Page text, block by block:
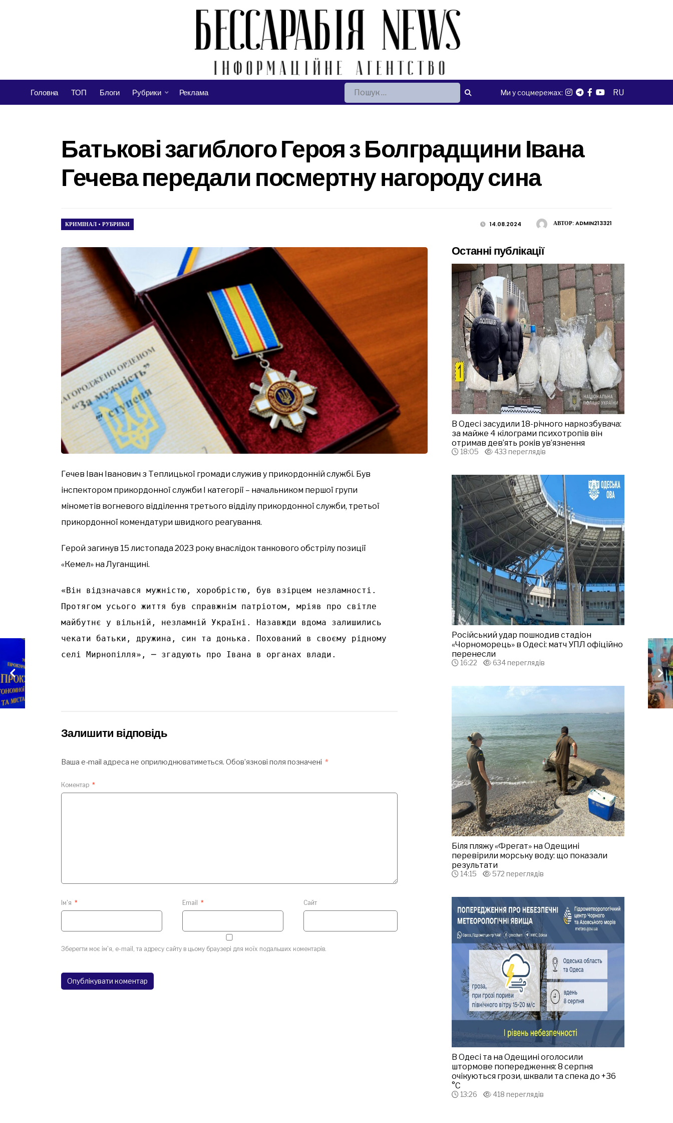
Головна ТОП Блоги Рубрики Реклама Пошук: Ми у соцмережах: RU
Батькові загиблого Героя з Болградщини Івана
Гечева передали посмертну нагороду сина
АВТОР:ADMIN213321
14.08.2024
КРИМІНАЛ • РУБРИКИ
Гечев Іван Іванович з Теплицької громади служив у прикордонній службі. Був
інспектором прикордонної служби І категорії – начальником першої групи
мінометів вогневого відділення третього відділу прикордонної служби, третьої
прикордонної комендатури швидкого реагування.
Герой загинув 15 листопада 2023 року внаслідок танкового обстрілу позиції
«Кемел» на Луганщині.
«Він відзначався мужністю, хоробрістю, був взірцем незламності.
Протягом усього життя був справжнім патріотом, мріяв про світле
майбутнє у вільній, незламній Україні. Назавжди вдома залишились
чекати батьки, дружина, син та донька. Похований в своєму рідному
селі Мирнопілля», ─ згадують про Івана в органах влади.
Залишити відповідь
Ваша e-mail адреса не оприлюднюватиметься. Обов’язкові поля позначені *
Коментар *
Ім'я * Email * Сайт
Зберегти моє ім'я, e-mail, та адресу сайту в цьому браузері для моїх подальших коментарів.
Останні публікації
В Одесі засудили 18-річного наркозбувача:
за майже 4 кілограми психотропів він
отримав дев’ять років ув’язнення
18:05 433 переглядів
Російський удар пошкодив стадіон
«Чорноморець» в Одесі: матч УПЛ офіційно
перенесли
16:22 634 переглядів
Біля пляжу «Фрегат» на Одещині
перевірили морську воду: що показали
результати
14:15 572 переглядів
В Одесі та на Одещині оголосили
штормове попередження: 8 серпня
очікуються грози, шквали та спека до +36
°С
13:26 418 переглядів